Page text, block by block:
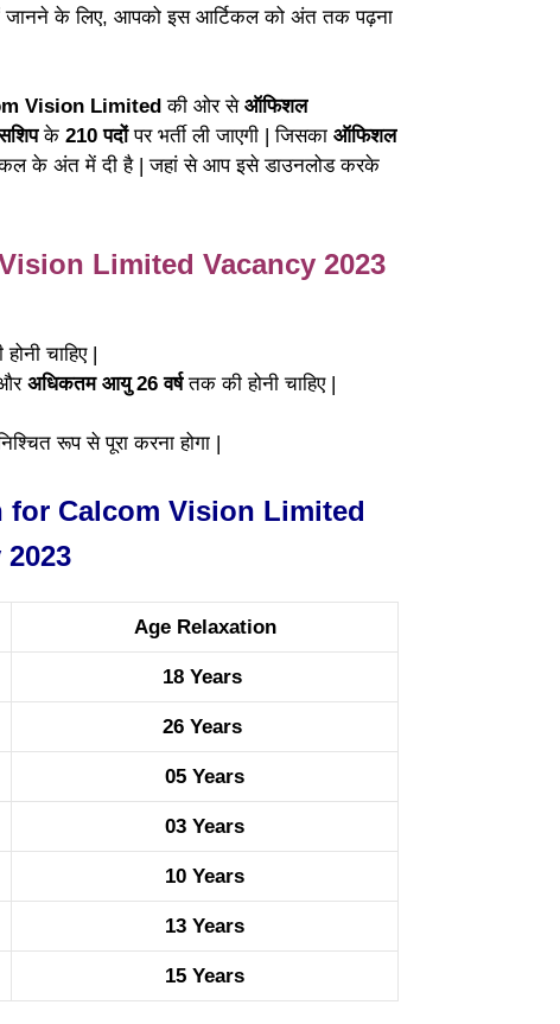
में जानने के लिए, आपको इस आर्टिकल को अंत तक पढ़ना
Vision Limited की ओर से ऑफिशल
के 210 पदोंपर भर्ती ली जाएगी | जिसका ऑफिशल
के अंत में दी है | जहां से आप इसे डाउनलोड करके
Limited Vacancy 2023
चाहिए |
अधिकतम आयु 26 वर्षतक की होनी चाहिए |
रूप से पूरा करना होगा |
for Calcom Vision Limited
2023
Age Relaxation
18 Years
26 Years
05 Years
03 Years
10 Years
13 Years
15 Years